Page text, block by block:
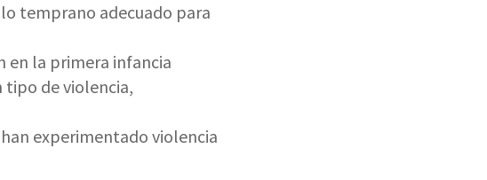
temprano adecuado para
en la primera infancia
tipo de violencia,
experimentado violencia